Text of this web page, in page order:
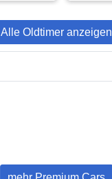
Alle Oldtimer anzeigen